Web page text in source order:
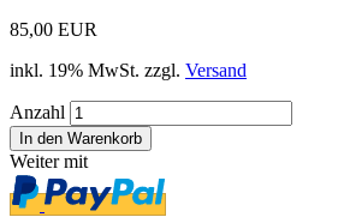
85,00 EUR
inkl. 19% MwSt. zzgl. Versand
Anzahl
Weiter mit